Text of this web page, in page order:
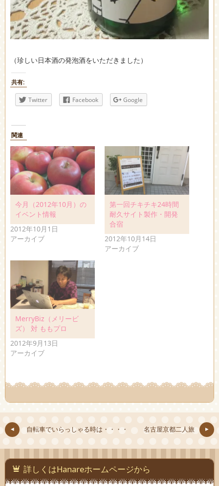
（珍しい日本酒の発泡酒をいただきました）
共有:
Twitter Facebook Google
関連
今月（2012年10月）の
イベント情報
2012年10月1日
アーカイブ
第一回チキチキ24時間
耐久サイト製作・開発
合宿
2012年10月14日
アーカイブ
MerryBiz（メリービ
ズ） 対 ももプロ
2012年9月13日
アーカイブ
自転車でいらっしゃる時は・・・・ 名古屋京都二人旅
詳しくはHanareホームページから